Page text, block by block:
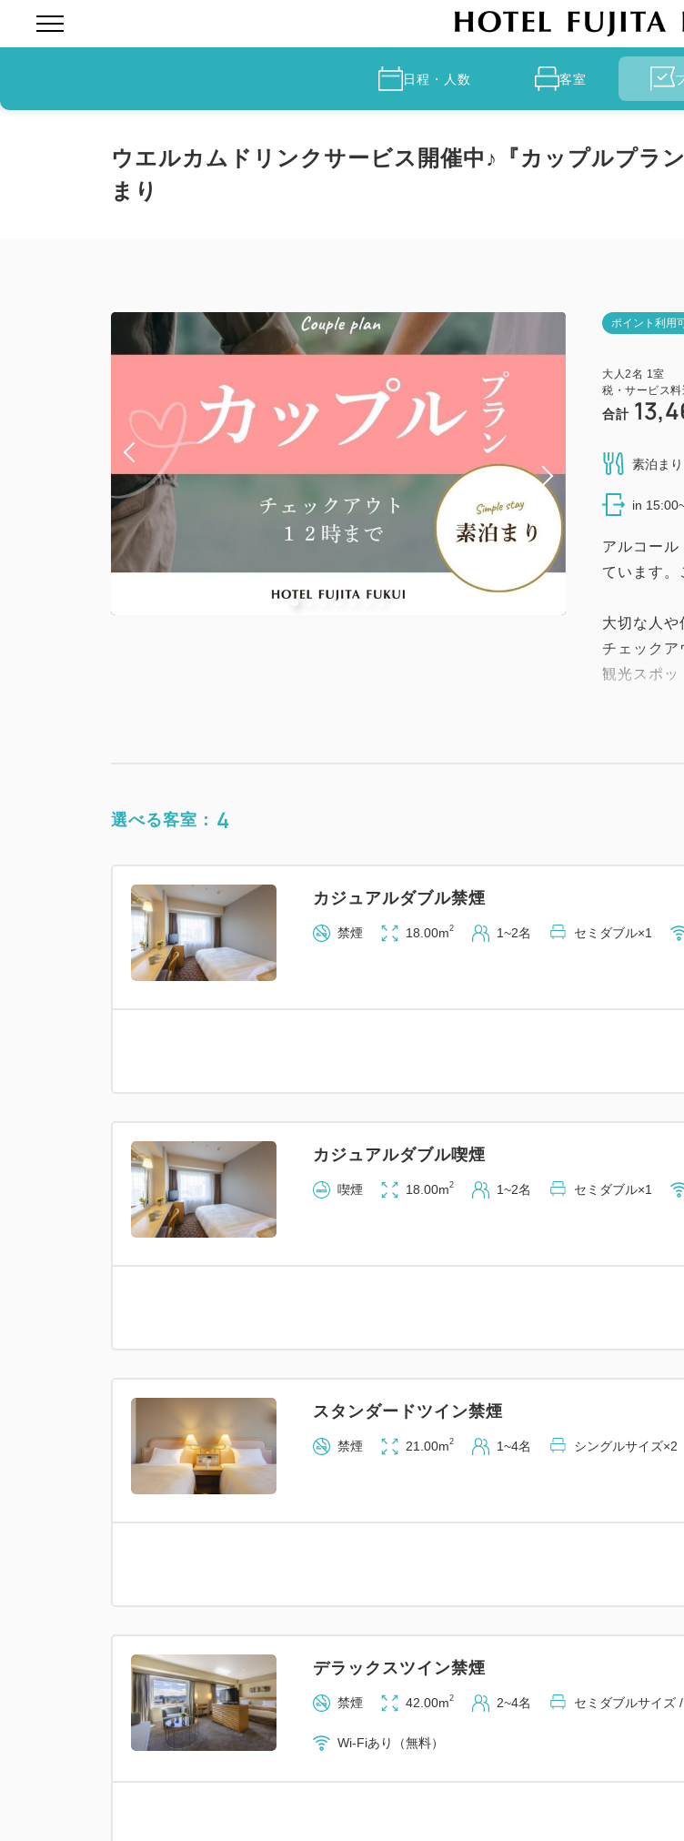
日程・人数 客室
ウエルカムドリンクサービス開催中♪『カップルプラ
まり
ポイント利用
大人2名 1室
税・サービス料
合計
素泊まり
in
アルコール
ています。
大切な人や
チェックア
観光スポッ
■ホテルフ
1：当館名
2：シャン
3：福井駅
・福井IC
高さ制限
営業時間
選べる客室： 4
カジュアルダブル禁煙
禁煙 18.00m2 1~2名 セミダブル×1
カジュアルダブル喫煙
喫煙 18.00m2 1~2名 セミダブル×1
スタンダードツイン禁煙
禁煙 21.00m2 1~4名 シングルサイズ×2
デラックスツイン禁煙
禁煙 42.00m2 2~4名 セミダブルサイズ
Wi-Fiあり（無料）